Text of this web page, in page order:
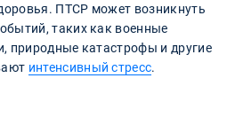
ПТСР может возникнуть
таких как военные
природные катастрофы и другие
интенсивный стресс.